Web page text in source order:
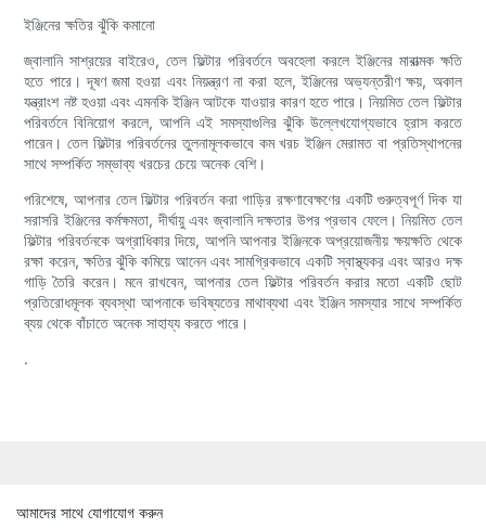
ইঞ্জিনের ক্ষতির ঝুঁকি কমানো
জ্বালানি সাশ্রয়ের বাইরেও, তেল ফিল্টার পরিবর্তনে অবহেলা করলে ইঞ্জিনের মারাত্মক ক্ষতি
হতে পারে। দূষণ জমা হওয়া এবং নিয়ন্ত্রণ না করা হলে, ইঞ্জিনের অভ্যন্তরীণ ক্ষয়, অকাল
যন্ত্রাংশ নষ্ট হওয়া এবং এমনকি ইঞ্জিন আটকে যাওয়ার কারণ হতে পারে। নিয়মিত তেল ফিল্টার
পরিবর্তনে বিনিয়োগ করলে, আপনি এই সমস্যাগুলির ঝুঁকি উল্লেখযোগ্যভাবে হ্রাস করতে
পারেন। তেল ফিল্টার পরিবর্তনের তুলনামূলকভাবে কম খরচ ইঞ্জিন মেরামত বা প্রতিস্থাপনের
সাথে সম্পর্কিত সম্ভাব্য খরচের চেয়ে অনেক বেশি।
পরিশেষে, আপনার তেল ফিল্টার পরিবর্তন করা গাড়ির রক্ষণাবেক্ষণের একটি গুরুত্বপূর্ণ দিক যা
সরাসরি ইঞ্জিনের কর্মক্ষমতা, দীর্ঘায়ু এবং জ্বালানি দক্ষতার উপর প্রভাব ফেলে। নিয়মিত তেল
ফিল্টার পরিবর্তনকে অগ্রাধিকার দিয়ে, আপনি আপনার ইঞ্জিনকে অপ্রয়োজনীয় ক্ষয়ক্ষতি থেকে
রক্ষা করেন, ক্ষতির ঝুঁকি কমিয়ে আনেন এবং সামগ্রিকভাবে একটি স্বাস্থ্যকর এবং আরও দক্ষ
গাড়ি তৈরি করেন। মনে রাখবেন, আপনার তেল ফিল্টার পরিবর্তন করার মতো একটি ছোট
প্রতিরোধমূলক ব্যবস্থা আপনাকে ভবিষ্যতের মাথাব্যথা এবং ইঞ্জিন সমস্যার সাথে সম্পর্কিত
ব্যয় থেকে বাঁচাতে অনেক সাহায্য করতে পারে।
.
আমাদের সাথে যোগাযোগ করুন